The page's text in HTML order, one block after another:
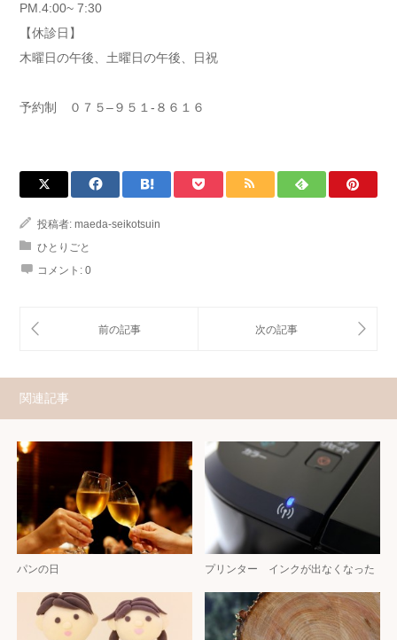
PM.4:00~ 7:30
【休診日】
木曜日の午後、土曜日の午後、日祝
予約制 ０７５–９５１-８６１６
投稿者: maeda-seikotsuin
ひとりごと
コメント: 0
関連記事
パンの日 プリンター インクが出なくなった